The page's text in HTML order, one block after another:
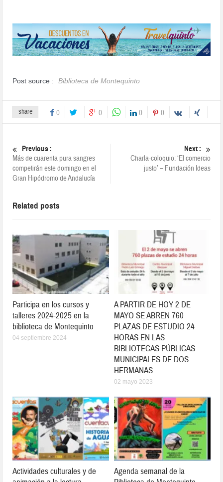
Post source : Biblioteca de Montequinto
share 0 0 0 0
Previous :
Más de cuarenta pura sangres
competirán este domingo en el
Gran Hipódromo de Andalucía
Next :
Charla-coloquio: ‘El comercio
justo’ – Fundación Ideas
Related posts
Participa en los cursos y
talleres 2024-2025 en la
biblioteca de Montequinto
04 septiembre 2024
A PARTIR DE HOY 2 DE
MAYO SE ABREN 760
PLAZAS DE ESTUDIO 24
HORAS EN LAS
BIBLIOTECAS PÚBLICAS
MUNICIPALES DE DOS
HERMANAS
02 mayo 2023
Actividades culturales y de
Agenda semanal de la